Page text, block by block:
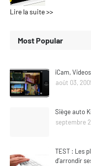
Lire la suite >>
Most Popular
iCam,
août 03,
Siège auto
septembre
TEST : Les
d’arrondir